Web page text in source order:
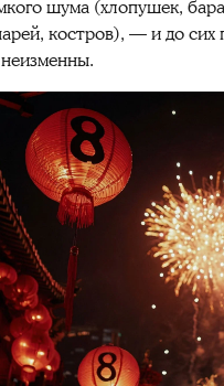
шума (хлопушек,
костров), — и до сих